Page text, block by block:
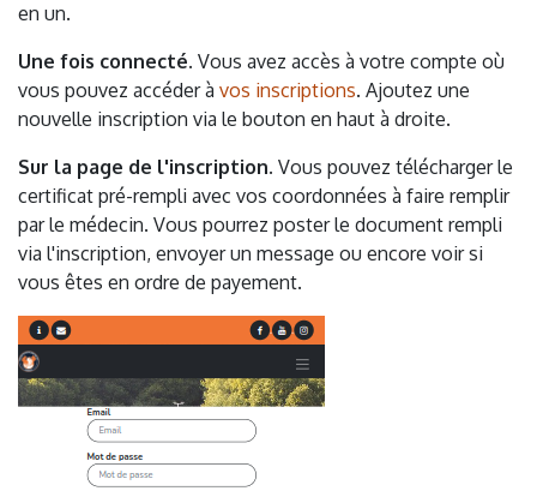
en un.
Une fois connecté. Vous avez accès à votre compte où
vous pouvez accéder à vos inscriptions. Ajoutez une
nouvelle inscription via le bouton en haut à droite.
Sur la page de l'inscription. Vous pouvez télécharger le
certificat pré-rempli avec vos coordonnées à faire remplir
par le médecin. Vous pourrez poster le document rempli
via l'inscription, envoyer un message ou encore voir si
vous êtes en ordre de payement.